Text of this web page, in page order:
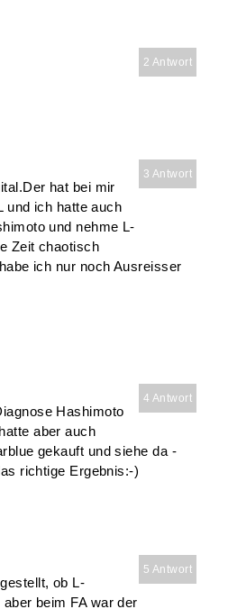
2 Antwort
3 Antwort
hat bei mir
und ich hatte auch
und nehme L-
Zeit chaotisch
ich nur noch Ausreisser
4 Antwort
Hashimoto
aber auch
gekauft und siehe da -
richtige Ergebnis:-)
5 Antwort
ob L-
beim FA war der